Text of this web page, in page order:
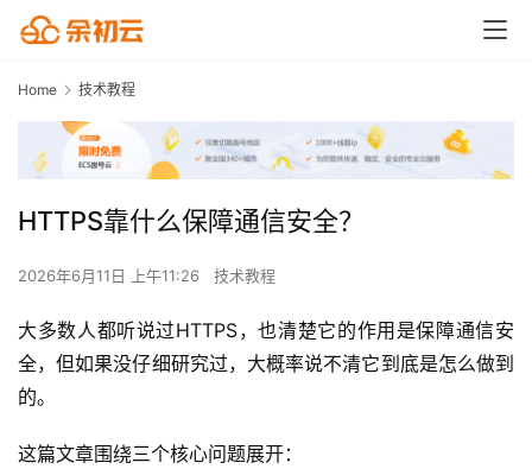
Home 技术教程
HTTPS靠什么保障通信安全？
2026年6月11日 上午11:26 技术教程
大多数人都听说过HTTPS，也清楚它的作用是保障通信安
全，但如果没仔细研究过，大概率说不清它到底是怎么做到
的。
这篇文章围绕三个核心问题展开：